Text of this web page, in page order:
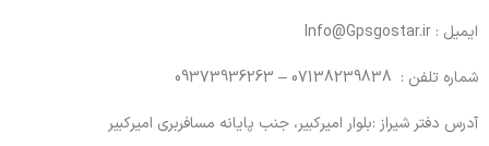
ایمیل : Info@Gpsgostar.ir
شماره تلفن : 07138239838 – 09373936263
آدرس دفتر شیراز :بلوار امیرکبیر، جنب پایانه مسافربری امیرکبیر